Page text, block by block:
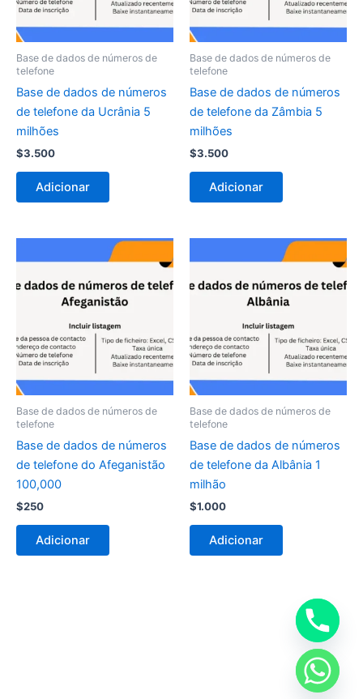
Base de dados de números de
telefone
Base de dados de números
de telefone da Ucrânia 5
milhões
$3.500
Adicionar
Base de dados de números de
telefone
Base de dados de números
de telefone da Zâmbia 5
milhões
$3.500
Adicionar
Base de dados de números de
telefone
Base de dados de números
de telefone do Afeganistão
100,000
$250
Adicionar
Base de dados de números de
telefone
Base de dados de números
de telefone da Albânia 1
milhão
$1.000
Adicionar